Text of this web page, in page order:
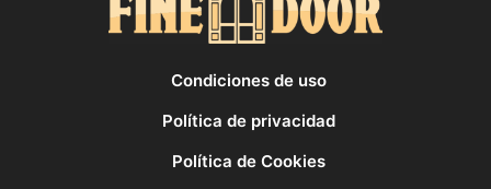
Condiciones de uso
Política de privacidad
Política de Cookies